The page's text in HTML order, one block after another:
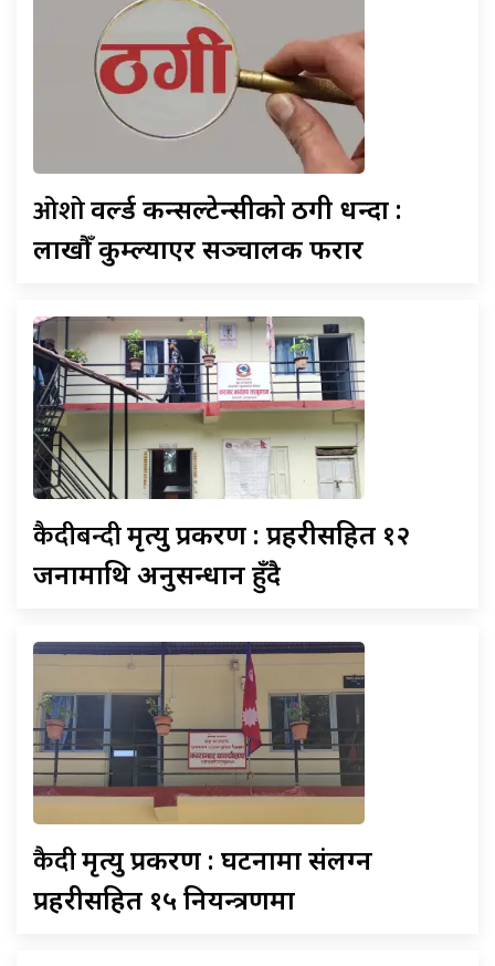
ओशोवर्ल्ड कन्सल्टेन्सीको ठगी धन्दा :
लाखौँ कुम्ल्याएर सञ्चालक फरार
कैदीबन्दीमृत्यु प्रकरण : प्रहरीसहित १२
जनामाथि अनुसन्धान हुँदै
कैदीमृत्यु प्रकरण : घटनामा संलग्न
प्रहरीसहित १५ नियन्त्रणमा